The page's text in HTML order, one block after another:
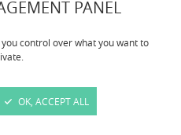
PANEL
control over what you want to
OK, ACCEPT ALL
et